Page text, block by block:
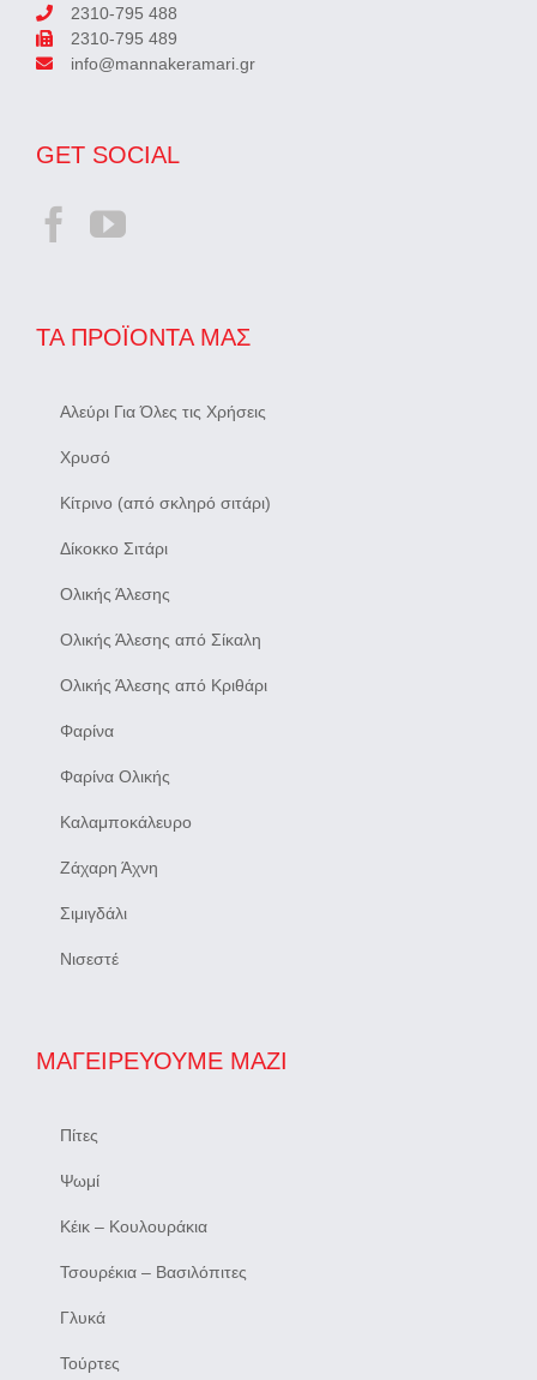
2310-795 488
2310-795 489
info@mannakeramari.gr
GET SOCIAL
ΤΑ ΠΡΟΪΌΝΤΑ ΜΑΣ
Αλεύρι Για Όλες τις Χρήσεις
Χρυσό
Κίτρινο (από σκληρό σιτάρι)
Δίκοκκο Σιτάρι
Ολικής Άλεσης
Ολικής Άλεσης από Σίκαλη
Ολικής Άλεσης από Κριθάρι
Φαρίνα
Φαρίνα Ολικής
Καλαμποκάλευρο
Ζάχαρη Άχνη
Σιμιγδάλι
Νισεστέ
ΜΑΓΕΙΡΕΎΟΥΜΕ ΜΑΖΊ
Πίτες
Ψωμί
Κέικ – Κουλουράκια
Τσουρέκια – Βασιλόπιτες
Γλυκά
Τούρτες